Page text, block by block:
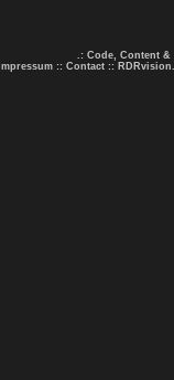
.: Code, Content &
Impressum :: Contact ::